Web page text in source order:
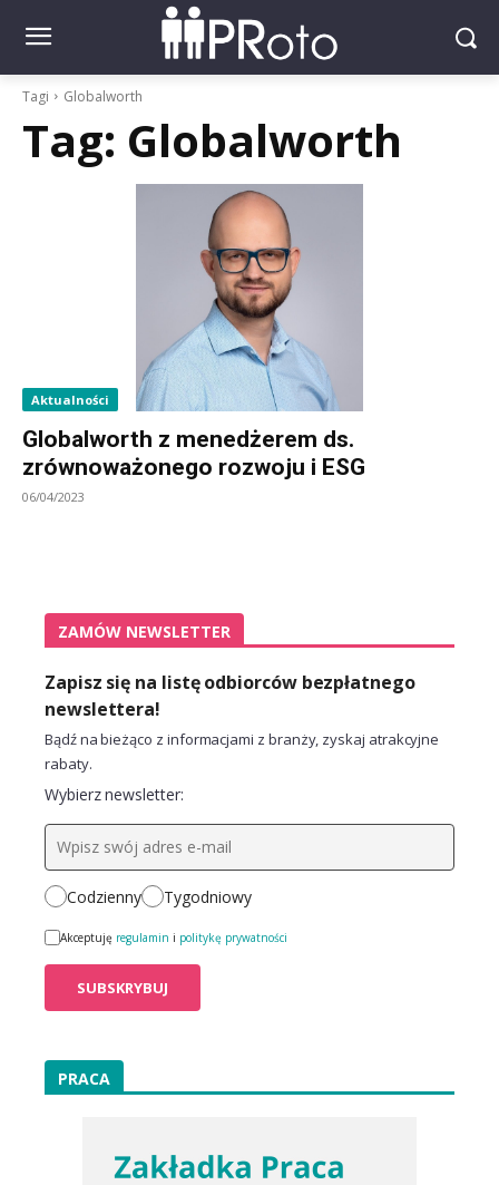
Tagi Globalworth
Tag: Globalworth
Aktualności
Globalworth z menedżerem ds.
zrównoważonego rozwoju i ESG
06/04/2023
ZAMÓW NEWSLETTER
Zapisz się na listę odbiorców bezpłatnego
newslettera!
Bądź na bieżąco z informacjami z branży, zyskaj atrakcyjne
rabaty.
Wybierz newsletter:
Codzienny Tygodniowy
Akceptuję regulamin i politykę prywatności
PRACA